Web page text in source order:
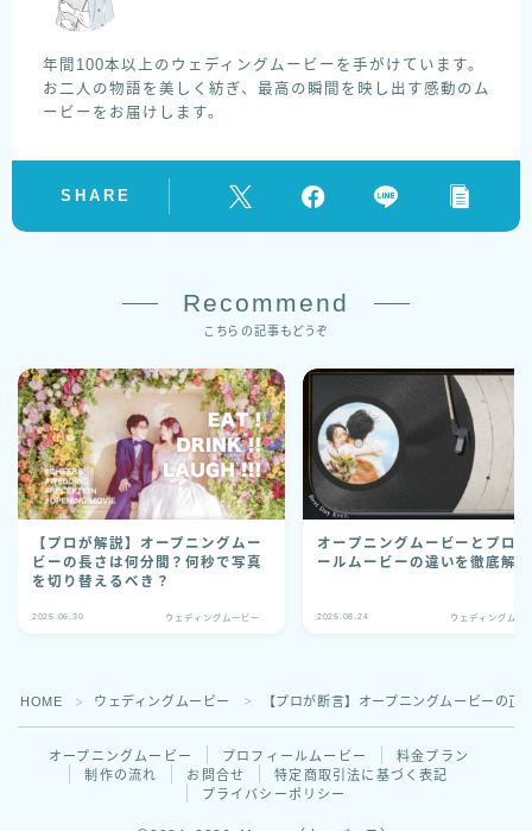
年間100本以上のウェディングムービーを手がけています。
お二人の物語を美しく紡ぎ、最高の瞬間を映し出す感動のム
ービーをお届けします。
SHARE
Recommend
こちらの記事もどうぞ
【プロが解説】オープニングムー
ビーの長さは何分間？何秒で写真
を切り替えるべき？
2025.06.30 ウェディングムービー
オープニングムービーとプロ
ールムービーの違いを徹底解
2025.08.24 ウェディングムー
HOME ＞ ウェディングムービー ＞ 【プロが断言】オープニングムービーの正
オープニングムービー プロフィールムービー
料金プラン
制作の流れ
お問合せ
特定商取引法に基づく表記
プライバシーポリシー